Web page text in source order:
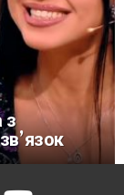
з
youtube